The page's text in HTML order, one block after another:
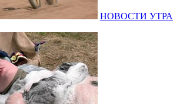
НОВОСТИ УТРА